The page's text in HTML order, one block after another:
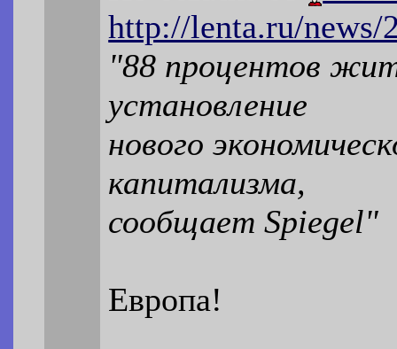
http://lenta.ru/news/
"88 процентов
установление
нового
капитализма,
сообщает Spiegel"
Европа!